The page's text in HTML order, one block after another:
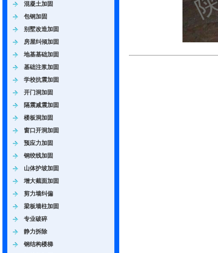
混凝土加固
包钢加固
别墅改造加固
房屋纠倾加固
地基基础加固
基础注浆加固
学校抗震加固
开门洞加固
隔震减震加固
楼板洞加固
窗口开洞加固
预应力加固
钢绞线加固
山体护坡加固
增大截面加固
剪力墙纠偏
梁板墙柱加固
专业破碎
静力拆除
钢结构楼梯